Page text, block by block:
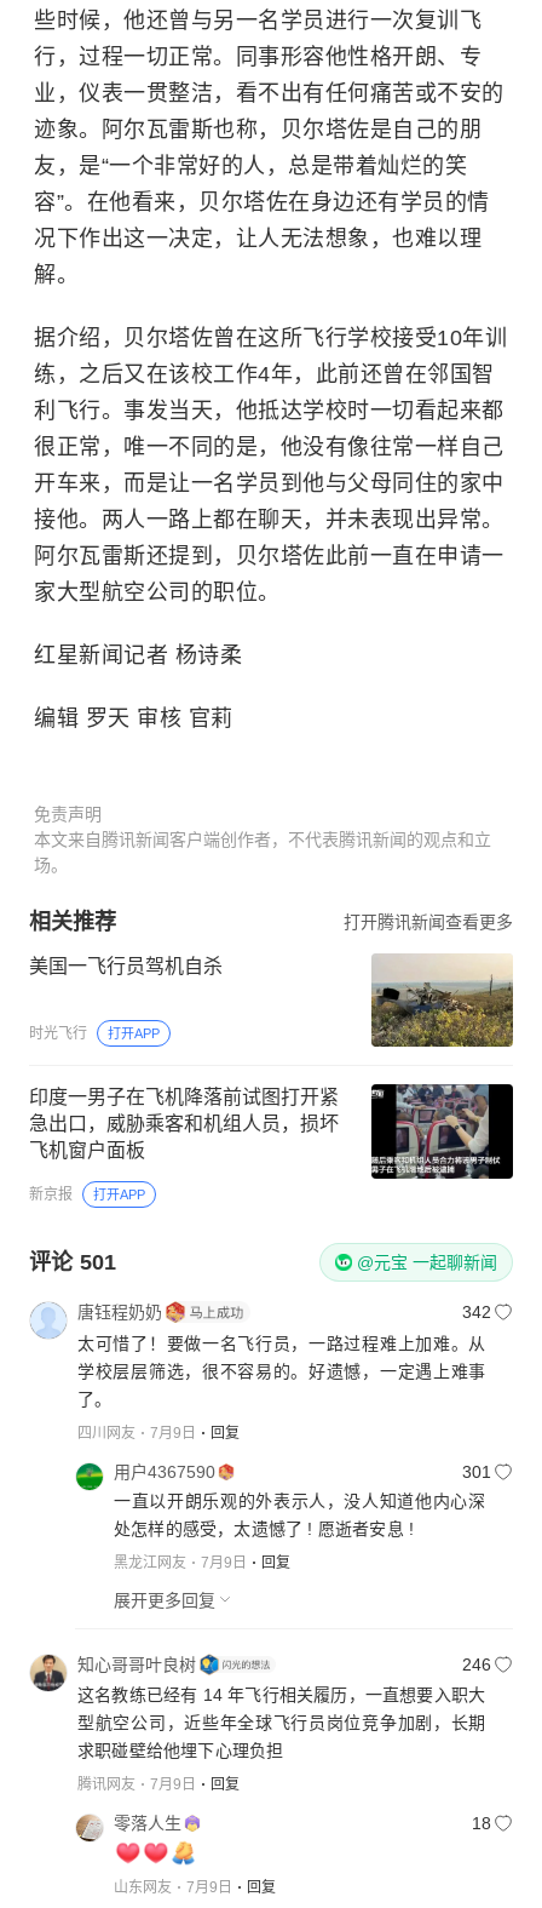
些时候，他还曾与另一名学员进行一次复训飞
行，过程一切正常。同事形容他性格开朗、专
业，仪表一贯整洁，看不出有任何痛苦或不安的
迹象。阿尔瓦雷斯也称，贝尔塔佐是自己的朋
友，是“一个非常好的人，总是带着灿烂的笑
容”。在他看来，贝尔塔佐在身边还有学员的情
况下作出这一决定，让人无法想象，也难以理
解。
据介绍，贝尔塔佐曾在这所飞行学校接受10年训
练，之后又在该校工作4年，此前还曾在邻国智
利飞行。事发当天，他抵达学校时一切看起来都
很正常，唯一不同的是，他没有像往常一样自己
开车来，而是让一名学员到他与父母同住的家中
接他。两人一路上都在聊天，并未表现出异常。
阿尔瓦雷斯还提到，贝尔塔佐此前一直在申请一
家大型航空公司的职位。
红星新闻记者 杨诗柔
编辑 罗天 审核 官莉
免责声明
本文来自腾讯新闻客户端创作者，不代表腾讯新闻的观点和立
场。
相关推荐 打开腾讯新闻查看更多
美国一飞行员驾机自杀
时光飞行 打开APP
印度一男子在飞机降落前试图打开紧
急出口，威胁乘客和机组人员，损坏
飞机窗户面板
新京报 打开APP
评论 501 @元宝 一起聊新闻
唐钰程奶奶
342
太可惜了！要做一名飞行员，一路过程难上加难。从
学校层层筛选，很不容易的。好遗憾，一定遇上难事
了。
四川网友 7月9日 回复
用户4367590
301
一直以开朗乐观的外表示人，没人知道他内心深
处怎样的感受，太遗憾了 ! 愿逝者安息 !
黑龙江网友 7月9日 回复
展开更多回复
知心哥哥叶良树
246
这名教练已经有 14 年飞行相关履历，一直想要入职大
型航空公司，近些年全球飞行员岗位竞争加剧，长期
求职碰壁给他埋下心理负担
腾讯网友 7月9日 回复
零落人生 18
山东网友 7月9日 回复